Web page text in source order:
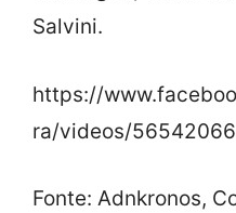
Salvini.
https://
ra/videos/
Fonte: Adnkronos,